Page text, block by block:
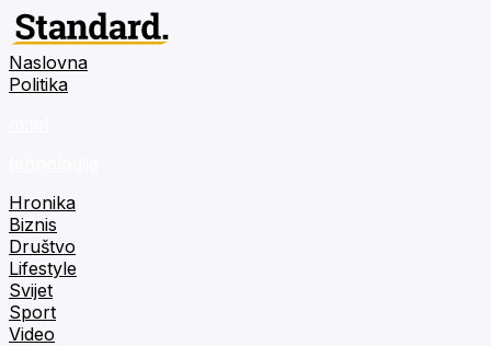
Naslovna
Politika
Hronika
Biznis
Društvo
Lifestyle
Svijet
Sport
Video